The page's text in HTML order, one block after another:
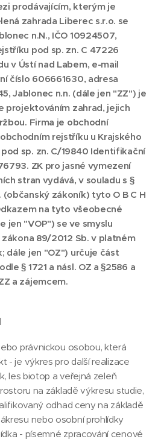
prodávajícím, kterým je
zahrada Liberec s.r.o. se
n.N., IČO 10924507,
pod sp. zn. C 47226
v Ústí nad Labem, e-mail
číslo 606661630, adresa
Jablonec n.n. (dále jen "ZZ") je
projektováním zahrad, jejich
Firma je obchodní
rejstříku u Krajského
sp. zn. C/19840 Identifikační
ZK pro jasné vymezení
stran vydává, v souladu s §
(občanský zákoník) tyto O B C H
na tyto všeobecné
jen "VOP") se ve smyslu
zákona 89/2012 Sb. v platném
dále jen "OZ") určuje část
§ 1721 a násl. OZ a §2586 a
a zájemcem.
právnickou osobou, která
- je výkres pro další realizace
les biotop a veřejná zeleň
na základě výkresu studie,
odhad ceny na základě
nebo osobní prohlídky
- písemné zpracování cenové